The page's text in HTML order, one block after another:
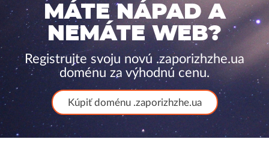
MÁTE NÁPAD A
NEMÁTE WEB?
Registrujte svoju novú .zaporizhzhe.ua
doménu za výhodnú cenu.
Kúpiť doménu .zaporizhzhe.ua